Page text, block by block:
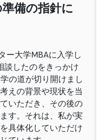
備の指針に
ー大学MBAに入学し
談したのをきっかけ
の道が切り開けまし
えの背景や現状を当
いただき、その後の
す。それは、私が実
具体化していただけ